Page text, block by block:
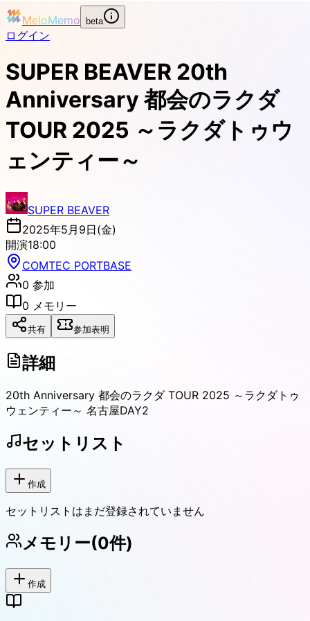
MeloMemo beta
ログイン
SUPER BEAVER 20th
Anniversary 都会のラクダ
TOUR 2025 ～ラクダトゥウ
ェンティー～
SUPER BEAVER
2025年5月9日(金)
開演18:00
COMTEC PORTBASE
0 参加
0 メモリー
共有 参加表明
詳細
20th Anniversary 都会のラクダ TOUR 2025 ～ラクダトゥ
ウェンティー～ 名古屋DAY2
セットリスト
作成
セットリストはまだ登録されていません
メモリー(0件)
作成